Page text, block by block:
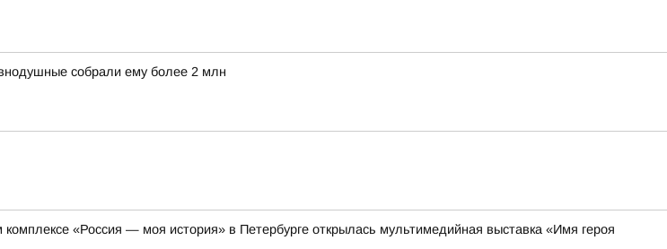
собрали ему более 2 млн
«Россия — моя история» в Петербурге открылась мультимедийная выставка «Имя героя